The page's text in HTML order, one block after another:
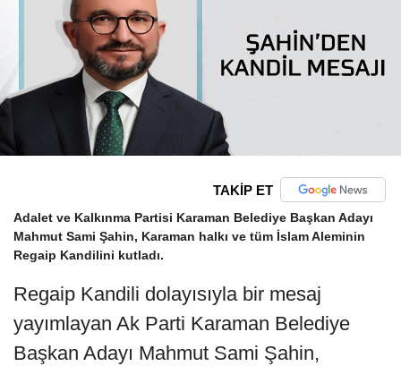
TAKİP ET
Adalet ve Kalkınma Partisi Karaman Belediye Başkan Adayı
Mahmut Sami Şahin, Karaman halkı ve tüm İslam Aleminin
Regaip Kandilini kutladı.
Regaip Kandili dolayısıyla bir mesaj
yayımlayan Ak Parti Karaman Belediye
Başkan Adayı Mahmut Sami Şahin,